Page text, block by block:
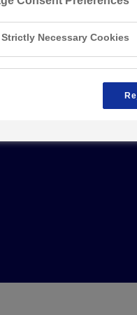
prenantes
À
Strictly Necessary Cookies